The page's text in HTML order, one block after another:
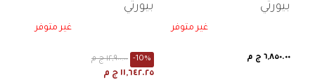
بيورتي
غير متوفر
٦,٨٥٠.٠٠ ج م
بيورتي
غير متوفر
١٢,٩٠٠.٠٠ ج م -10%
١١,٦٤٢.٢٥ ج م